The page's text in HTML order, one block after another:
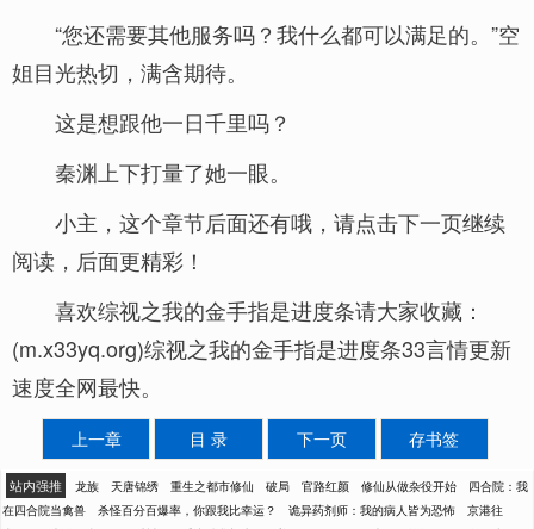
“您还需要其他服务吗？我什么都可以满足的。”空
姐目光热切，满含期待。
这是想跟他一日千里吗？
秦渊上下打量了她一眼。
小主，这个章节后面还有哦，请点击下一页继续
阅读，后面更精彩！
喜欢综视之我的金手指是进度条请大家收藏：
(m.x33yq.org)综视之我的金手指是进度条33言情更新
速度全网最快。
上一章 目 录 下一页 存书签
站内强推 龙族 天唐锦绣 重生之都市修仙 破局 官路红颜 修仙从做杂役开始
四合院：我
在四合院当禽兽
杀怪百分百爆率，你跟我比幸运？ 诡异药剂师：我的病人皆为恐怖
京港往